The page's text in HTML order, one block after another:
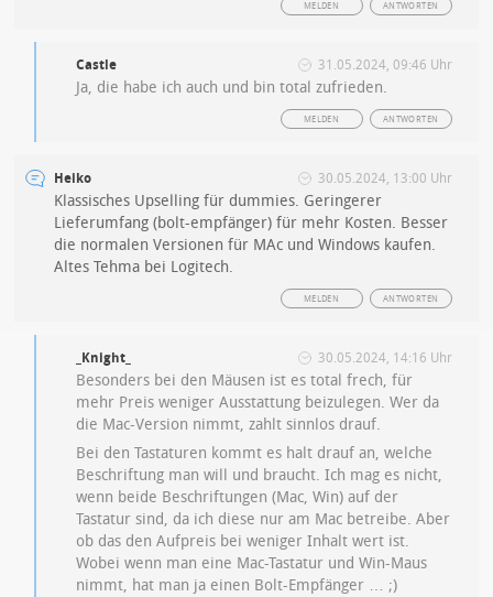
ANTWORTEN
MELDEN
Castle 31.05.2024, 09:46 Uhr
Ja, die habe ich auch und bin total zufrieden.
ANTWORTEN
MELDEN
Heiko 30.05.2024, 13:00 Uhr
Klassisches Upselling für dummies. Geringerer
Lieferumfang (bolt-empfänger) für mehr Kosten. Besser
die normalen Versionen für MAc und Windows kaufen.
Altes Tehma bei Logitech.
ANTWORTEN
MELDEN
_Knight_ 30.05.2024, 14:16 Uhr
Besonders bei den Mäusen ist es total frech, für
mehr Preis weniger Ausstattung beizulegen. Wer da
die Mac-Version nimmt, zahlt sinnlos drauf.
Bei den Tastaturen kommt es halt drauf an, welche
Beschriftung man will und braucht. Ich mag es nicht,
wenn beide Beschriftungen (Mac, Win) auf der
Tastatur sind, da ich diese nur am Mac betreibe. Aber
ob das den Aufpreis bei weniger Inhalt wert ist.
Wobei wenn man eine Mac-Tastatur und Win-Maus
nimmt, hat man ja einen Bolt-Empfänger … ;)